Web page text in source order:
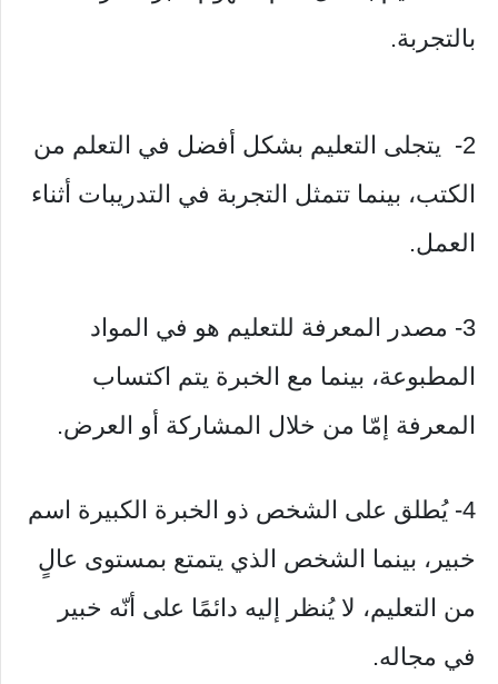
بالتجربة.
2- يتجلى التعليم بشكل أفضل في التعلم من
الكتب، بينما تتمثل التجربة في التدريبات أثناء
العمل.
3- مصدر المعرفة للتعليم هو في المواد
المطبوعة، بينما مع الخبرة يتم اكتساب
المعرفة إمّا من خلال المشاركة أو العرض.
4- يُطلق على الشخص ذو الخبرة الكبيرة اسم
خبير، بينما الشخص الذي يتمتع بمستوى عالٍ
من التعليم، لا يُنظر إليه دائمًا على أنّه خبير
في مجاله.